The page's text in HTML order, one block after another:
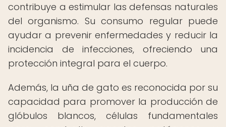
contribuye a estimular las defensas naturales
del organismo. Su consumo regular puede
ayudar a prevenir enfermedades y reducir la
incidencia de infecciones, ofreciendo una
protección integral para el cuerpo.
Además, la uña de gato es reconocida por su
capacidad para promover la producción de
glóbulos blancos, células fundamentales